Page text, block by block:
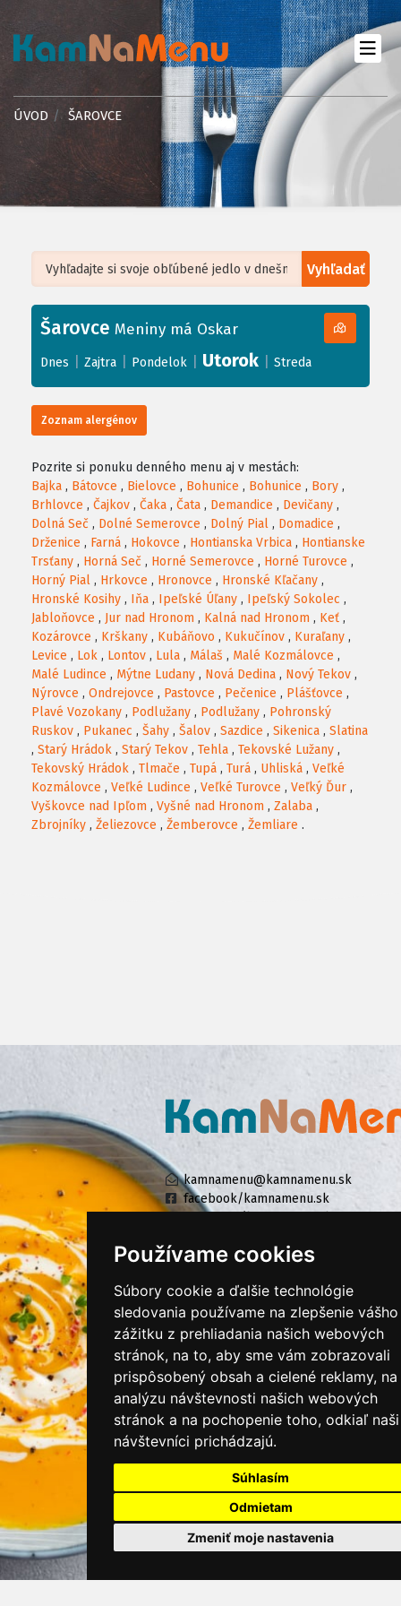
Používame cookies
Súbory cookie a ďalšie technológie
sledovania používame na zlepšenie vášho
zážitku z prehliadania našich webových
stránok, na to, aby sme vám zobrazovali
prispôsobený obsah a cielené reklamy, na
analýzu návštevnosti našich webových
stránok a na pochopenie toho, odkiaľ naši
návštevníci prichádzajú.
Súhlasím
Odmietam
Zmeniť moje nastavenia
ÚVOD ŠAROVCE
Vyhľadať
+
−
Leaflet| ©OpenStreetMap, Tiles courtesy ofHumanitarian OpenStreetMap
Šarovce Meniny má Oskar
Dnes Zajtra Pondelok Utorok Streda
Zoznam alergénov
Pozrite si ponuku denného menu aj v mestách:
Bajka , Bátovce , Bielovce , Bohunice , Bohunice , Bory ,
Brhlovce , Čajkov , Čaka , Čata , Demandice , Devičany ,
Dolná Seč , Dolné Semerovce , Dolný Pial , Domadice ,
Drženice , Farná , Hokovce , Hontianska Vrbica , Hontianske
Trsťany , Horná Seč , Horné Semerovce , Horné Turovce ,
Horný Pial , Hrkovce , Hronovce , Hronské Kľačany ,
Hronské Kosihy , Iňa , Ipeľské Úľany , Ipeľský Sokolec ,
Jabloňovce , Jur nad Hronom , Kalná nad Hronom , Keť ,
Kozárovce , Krškany , Kubáňovo , Kukučínov , Kuraľany ,
Levice , Lok , Lontov , Lula , Málaš , Malé Kozmálovce ,
Malé Ludince , Mýtne Ludany , Nová Dedina , Nový Tekov ,
Nýrovce , Ondrejovce , Pastovce , Pečenice , Plášťovce ,
Plavé Vozokany , Podlužany , Podlužany , Pohronský
Ruskov , Pukanec , Šahy , Šalov , Sazdice , Sikenica , Slatina
, Starý Hrádok , Starý Tekov , Tehla , Tekovské Lužany ,
Tekovský Hrádok , Tlmače , Tupá , Turá , Uhliská , Veľké
Kozmálovce , Veľké Ludince , Veľké Turovce , Veľký Ďur ,
Vyškovce nad Ipľom , Vyšné nad Hronom , Zalaba ,
Zbrojníky , Želiezovce , Žemberovce , Žemliare .
kamnamenu@kamnamenu.sk
facebook/kamnamenu.sk
KONTAKTUJTE NÁS
PRIHLÁSIŤ SA DO ZÁKAZNÍCKEJ ZÓNY
Všeobecné obchodné podmienky
Ochrana osobných údajov
Cookies
Moje KamNaMenu
Pridať reštauráciu
Cenník balíkov